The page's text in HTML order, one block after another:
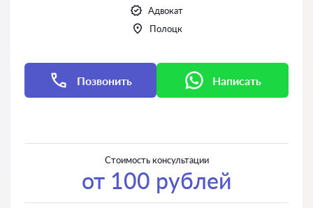
Адвокат
Полоцк
Позвонить Написать
Стоимость консультации
от 100 рублей